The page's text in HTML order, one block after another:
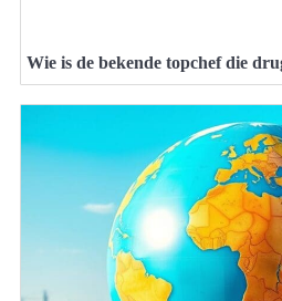
Wie is de bekende topchef die